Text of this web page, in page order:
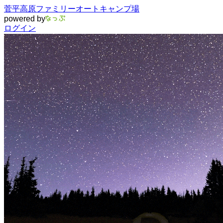
菅平高原ファミリーオートキャンプ場
powered by
ログイン